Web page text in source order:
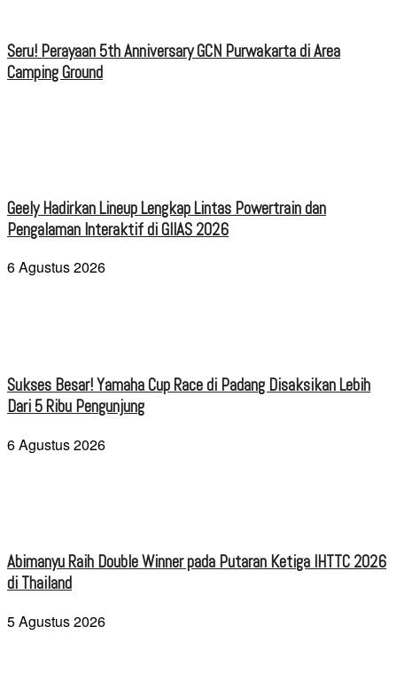
Seru! Perayaan 5th Anniversary GCN Purwakarta di Area
Camping Ground
Geely Hadirkan Lineup Lengkap Lintas Powertrain dan
Pengalaman Interaktif di GIIAS 2026
6 Agustus 2026
Sukses Besar! Yamaha Cup Race di Padang Disaksikan Lebih
Dari 5 Ribu Pengunjung
6 Agustus 2026
Abimanyu Raih Double Winner pada Putaran Ketiga IHTTC 2026
di Thailand
5 Agustus 2026